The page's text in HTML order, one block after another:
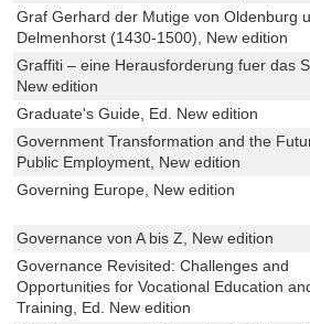
Graf Gerhard der Mutige von Oldenburg
Delmenhorst (1430-1500), New edition
Graffiti – eine Herausforderung fuer das
New edition
Graduate's Guide, Ed. New edition
Government Transformation and the
Public Employment, New edition
Governing Europe, New edition
Governance von A bis Z, New edition
Governance Revisited: Challenges and
Opportunities for Vocational Education
Training, Ed. New edition